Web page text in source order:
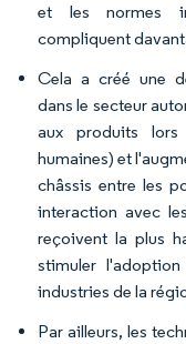
et les normes
compliquent
Cela a créé une
dans le secteur
aux produits
humaines) et
châssis entre les
interaction avec
reçoivent la plus
stimuler
industries de la
Par ailleurs, les